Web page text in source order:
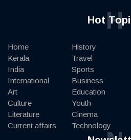
HotH
Home
Kerala
India
International
Art
Culture
Literature
Current affairs
History
Travel
Sports
Business
Education
Youth
Cinema
Technology